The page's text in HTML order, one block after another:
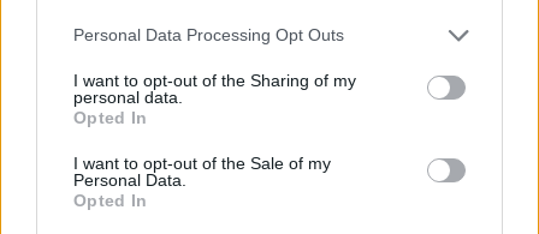
Personal Data Processing Opt Outs
I want to opt-out of the Sharing of my
personal data.
Opted In
I want to opt-out of the Sale of my
Personal Data.
Opted In